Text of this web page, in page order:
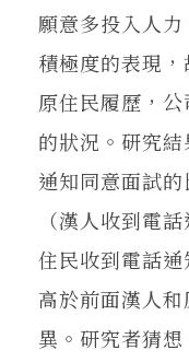
願意多投入人
積極度的表現
原住民履歷，
的狀況。研究
通知同意面試
（漢人收到電
住民收到電話
高於前面漢人
異。研究者猜想